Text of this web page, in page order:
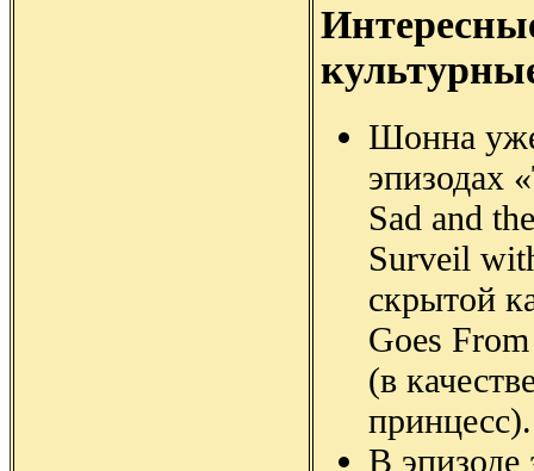
Шонна
эпизодах
Sad and
Surveil
скрытой
Goes
(в
принцесс).
В эпизоде